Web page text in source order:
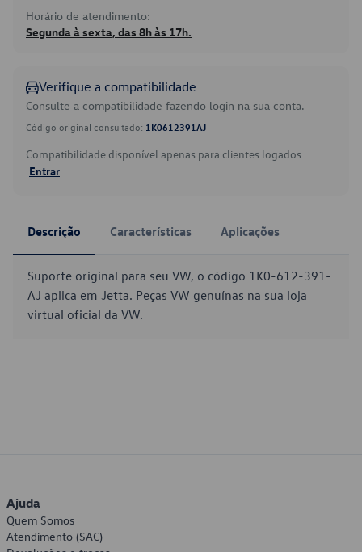
Horário de atendimento:
Segunda à sexta, das 8h às 17h.
Verifique a compatibilidade
Consulte a compatibilidade fazendo login na sua conta.
Código original consultado: 1K0612391AJ
Compatibilidade disponível apenas para clientes logados.
Entrar
Descrição Características Aplicações
Suporte original para seu VW, o código 1K0-612-391-
AJ aplica em Jetta. Peças VW genuínas na sua loja
virtual oficial da VW.
Ajuda
Quem Somos
Atendimento (SAC)